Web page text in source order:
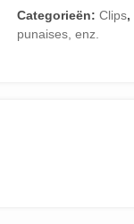
Categorieën: Clips,
punaises, enz.